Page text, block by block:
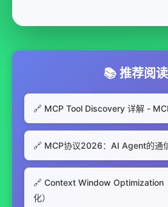
📚 推荐阅读
🔗 MCP Tool Discovery 详解 -
🔗 MCP协议2026：AI Agent的通
🔗 Context Window Optimization
化）